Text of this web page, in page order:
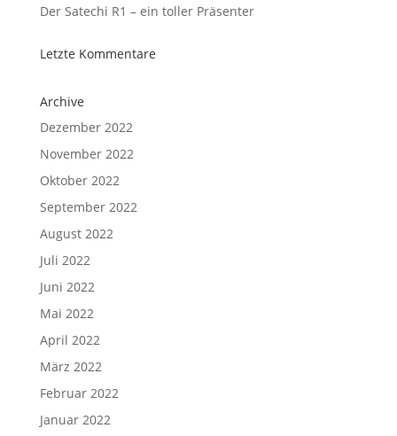
Der Satechi R1 – ein toller Präsenter
Letzte Kommentare
Archive
Dezember 2022
November 2022
Oktober 2022
September 2022
August 2022
Juli 2022
Juni 2022
Mai 2022
April 2022
März 2022
Februar 2022
Januar 2022